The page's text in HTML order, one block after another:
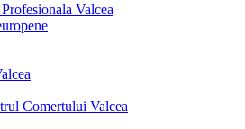
Valcea
Comertului Valcea